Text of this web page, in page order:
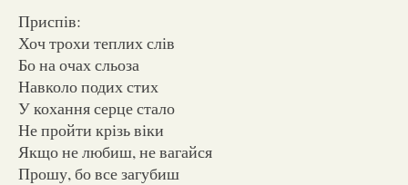
Приспів:
Хоч трохи теплих слів
Бо на очах сльоза
Навколо подих стих
У кохання серце стало
Не пройти крізь віки
Якщо не любиш, не вагайся
Прошу, бо все загубиш